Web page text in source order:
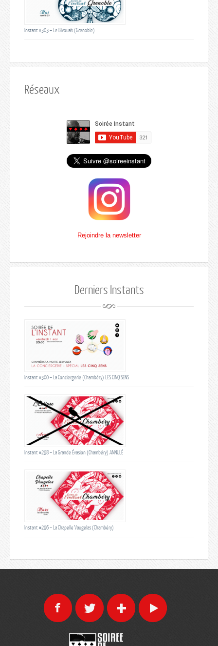
Instant #303 – Le Bivouak (Grenoble)
Réseaux
Rejoindre la newsletter
Derniers Instants
Instant #300 – La Conciergerie (Chambéry) LES CINQ SENS
Instant #298 – La Grande Évasion (Chambéry) ANNULÉ
Instant #296 – La Chapelle Vaugelas (Chambéry)